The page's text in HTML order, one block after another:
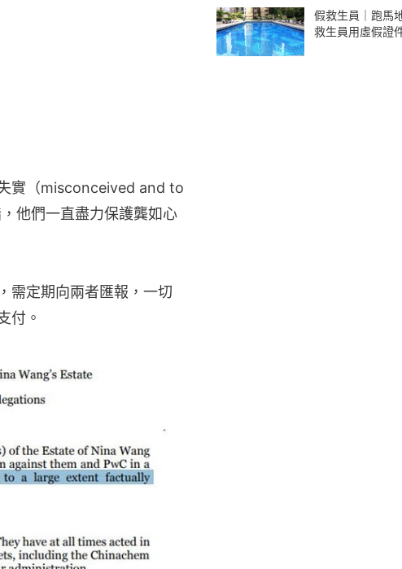
實（misconceived and to
他們一直盡力保護龔如心
需定期向兩者匯報，一切
付。
假救生員｜跑馬
救生員用虛假